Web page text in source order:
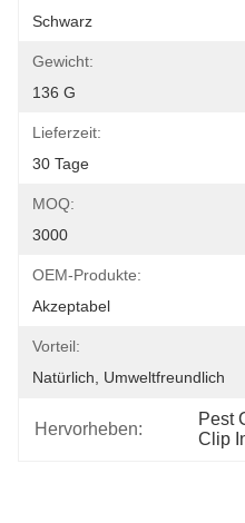
Schwarz
Gewicht:
136 G
Lieferzeit:
30 Tage
MOQ:
3000
OEM-Produkte:
Akzeptabel
Vorteil:
Natürlich, Umweltfreundlich
Hervorheben:
Pest
Clip